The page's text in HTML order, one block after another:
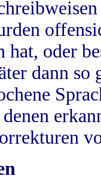
hat, oder
dann